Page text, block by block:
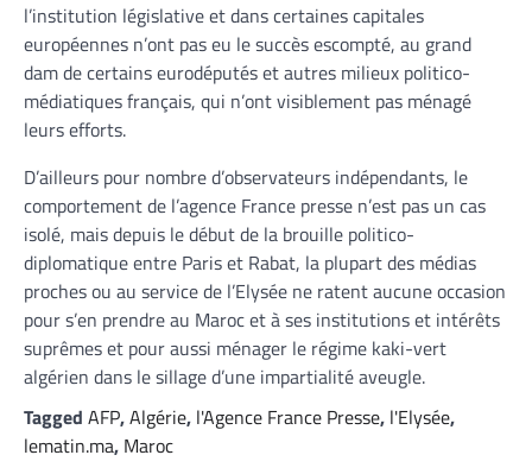
l’institution législative et dans certaines capitales
européennes n’ont pas eu le succès escompté, au grand
dam de certains eurodéputés et autres milieux politico-
médiatiques français, qui n’ont visiblement pas ménagé
leurs efforts.
D’ailleurs pour nombre d’observateurs indépendants, le
comportement de l’agence France presse n’est pas un cas
isolé, mais depuis le début de la brouille politico-
diplomatique entre Paris et Rabat, la plupart des médias
proches ou au service de l’Elysée ne ratent aucune occasion
pour s’en prendre au Maroc et à ses institutions et intérêts
suprêmes et pour aussi ménager le régime kaki-vert
algérien dans le sillage d’une impartialité aveugle.
Tagged AFP,Algérie, l'Agence France Presse, l'Elysée,
lematin.ma, Maroc